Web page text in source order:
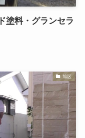
塗料・グランセラ
旭区